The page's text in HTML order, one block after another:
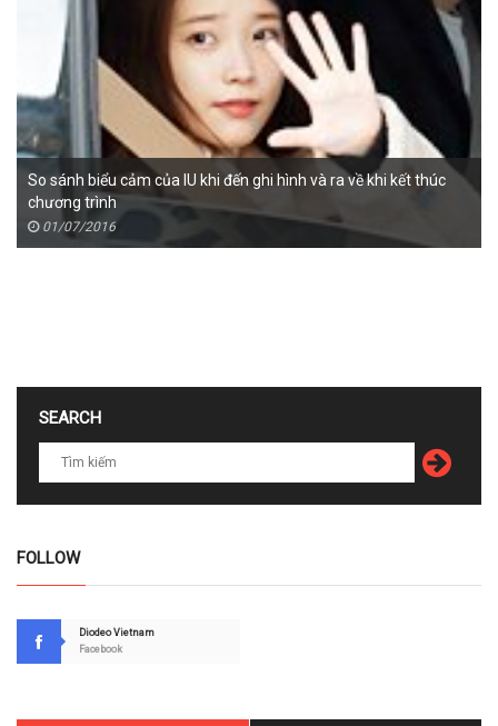
So sánh biểu cảm của IU khi đến ghi hình và ra về khi kết thúc
chương trình
01/07/2016
SEARCH
FOLLOW
Diodeo Vietnam
Facebook